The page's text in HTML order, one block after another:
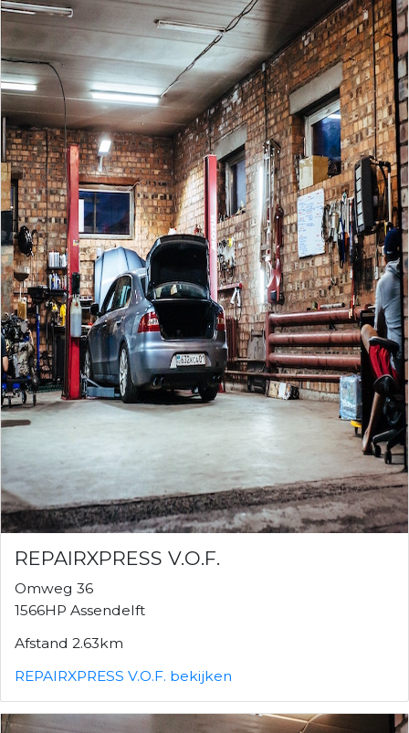
REPAIRXPRESS V.O.F.
Omweg 36
1566HP Assendelft
Afstand 2.63km
REPAIRXPRESS V.O.F. bekijken